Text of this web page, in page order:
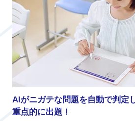
AIがニガテな問題を自動で判定
重点的に出題！